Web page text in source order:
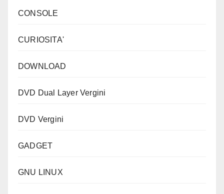
CONSOLE
CURIOSITA'
DOWNLOAD
DVD Dual Layer Vergini
DVD Vergini
GADGET
GNU LINUX